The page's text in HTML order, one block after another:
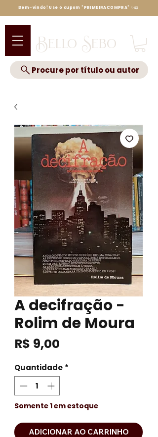
Bello Sebo
Procure por título ou autor
Bem-vindo! Use o cupom "PRIMEIRACOMPRA" ✨📖
A decifração -
Rolim de Moura
R$ 9,00
Quantidade *
Somente 1 em estoque
ADICIONAR AO CARRINHO